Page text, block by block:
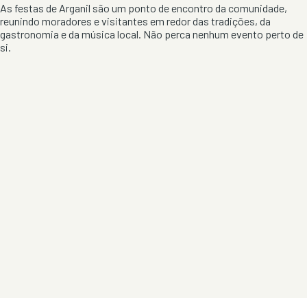
As festas de Arganil são um ponto de encontro da comunidade,
reunindo moradores e visitantes em redor das tradições, da
gastronomia e da música local. Não perca nenhum evento perto de
si.